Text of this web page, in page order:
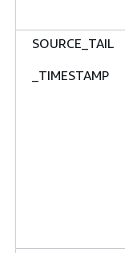
SOURCE_TAIL
_TIMESTAMP